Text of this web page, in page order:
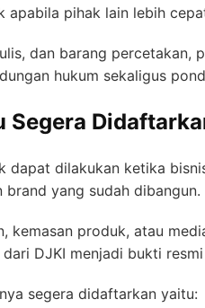
pihak lain lebih
dan barang percetakan,
hukum sekaligus
Segera
dilakukan ketika
yang sudah dibangun.
kemasan produk, atau
dari DJKI menjadi bukti
segera didaftarkan yaitu: